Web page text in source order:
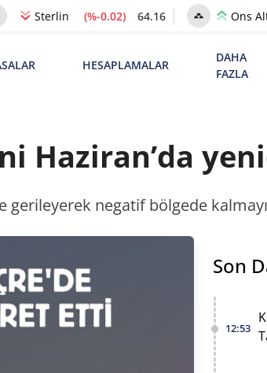
Sterlin (%-0.02) 64.16 Ons
HESAPLAMALAR
DAHA
FAZLA
Haziran’da
gerileyerek negatif bölgede
Son
12:53